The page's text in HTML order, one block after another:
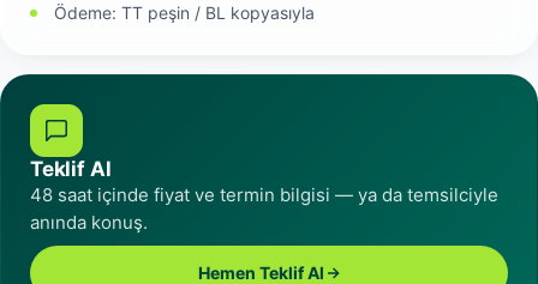
Ödeme: TT peşin / BL kopyasıyla
Teklif Al
48 saat içinde fiyat ve termin bilgisi — ya da temsilciyle
anında konuş.
Hemen Teklif Al